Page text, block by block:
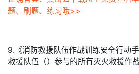
题、刷题、练习哦>>
9.《消防救援队伍作战训练安全行动
救援队伍（）参与的所有灭火救援作战